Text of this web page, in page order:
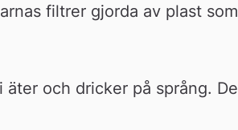
filtrer gjorda av plast som
och dricker på språng.